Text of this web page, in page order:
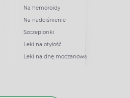
Na hemoroidy
Na nadciśnienie
Szczepionki
Leki na otyłość
Leki na dnę moczanową